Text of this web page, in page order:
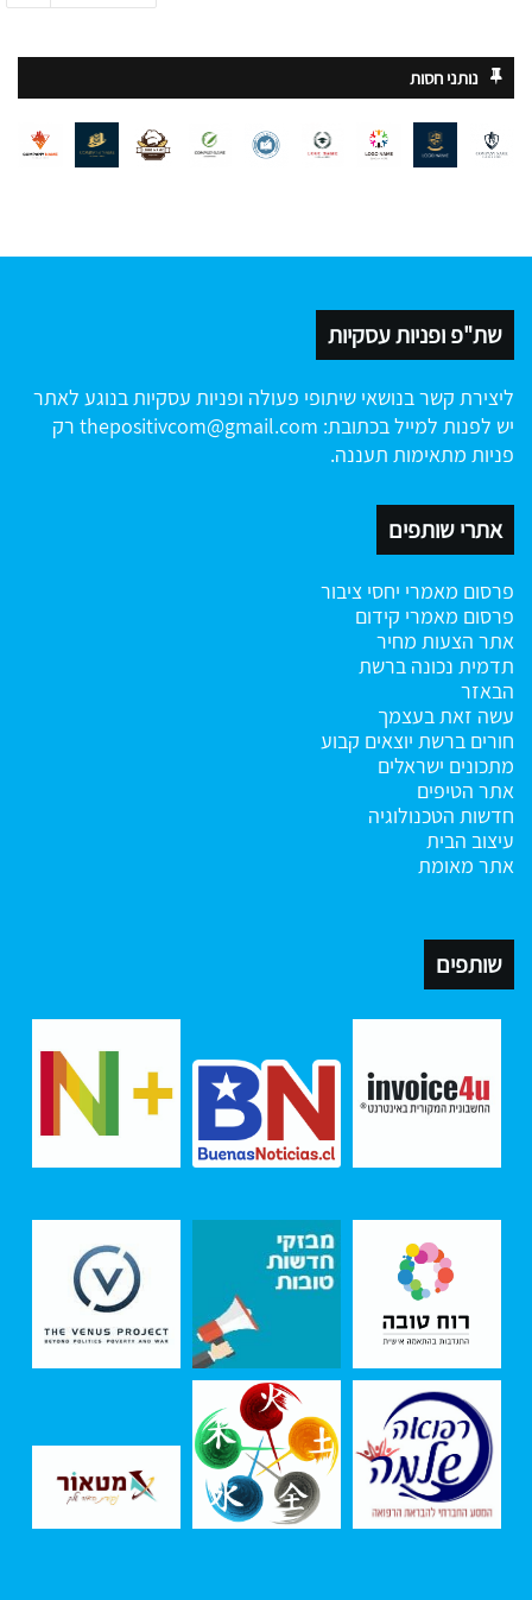
נותני חסות
שת"פ ופניות עסקיות
ליצירת קשר בנושאי שיתופי פעולה ופניות עסקיות בנוגע לאתר
יש לפנות למייל בכתובת: thepositivcom@gmail.com רק
פניות מתאימות תעננה.
אתרי שותפים
פרסום מאמרי יחסי ציבור
פרסום מאמרי קידום
אתר הצעות מחיר
תדמית נכונה ברשת
הבאזר
עשה זאת בעצמך
חורים ברשת יוצאים קבוע
מתכונים ישראלים
אתר הטיפים
חדשות הטכנולוגיה
עיצוב הבית
אתר מאומת
שותפים